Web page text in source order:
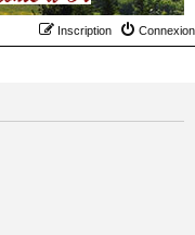
Connexion
Inscription